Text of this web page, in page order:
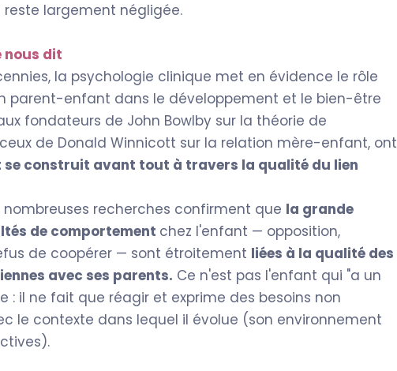
largement négligée.
nous dit
la psychologie clinique met en évidence le rôle
parent-enfant dans le développement et le bien-être
fondateurs de John Bowlby sur la théorie de
de Donald Winnicott sur la relation mère-enfant, ont
se construit avant tout à travers la qualité du lien
recherches confirment que la grande
de comportement chez l'enfant — opposition,
de coopérer — sont étroitement liées à la qualité des
avec ses parents. Ce n'est pas l'enfant qui "a un
: il ne fait que réagir et exprime des besoins non
le contexte dans lequel il évolue (son environnement